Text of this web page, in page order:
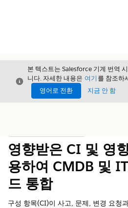
닫기
본 텍스트는 Salesforce 기계 번역
니다. 자세한 내용은 여기 를 참조하
영어로 전환
지금 안 함
영향받은 CI 및 영
용하여 CMDB 및
드 통합
구성 항목(CI)이 사고, 문제, 변경 요청